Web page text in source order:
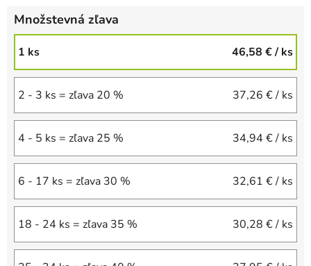
Množstevná zľava
1 ks 46,58 €/ ks
2 - 3 ks = zľava 20 % 37,26 €/ ks
4 - 5 ks = zľava 25 % 34,94 €/ ks
6 - 17 ks = zľava 30 % 32,61 €/ ks
18 - 24 ks = zľava 35 % 30,28 €/ ks